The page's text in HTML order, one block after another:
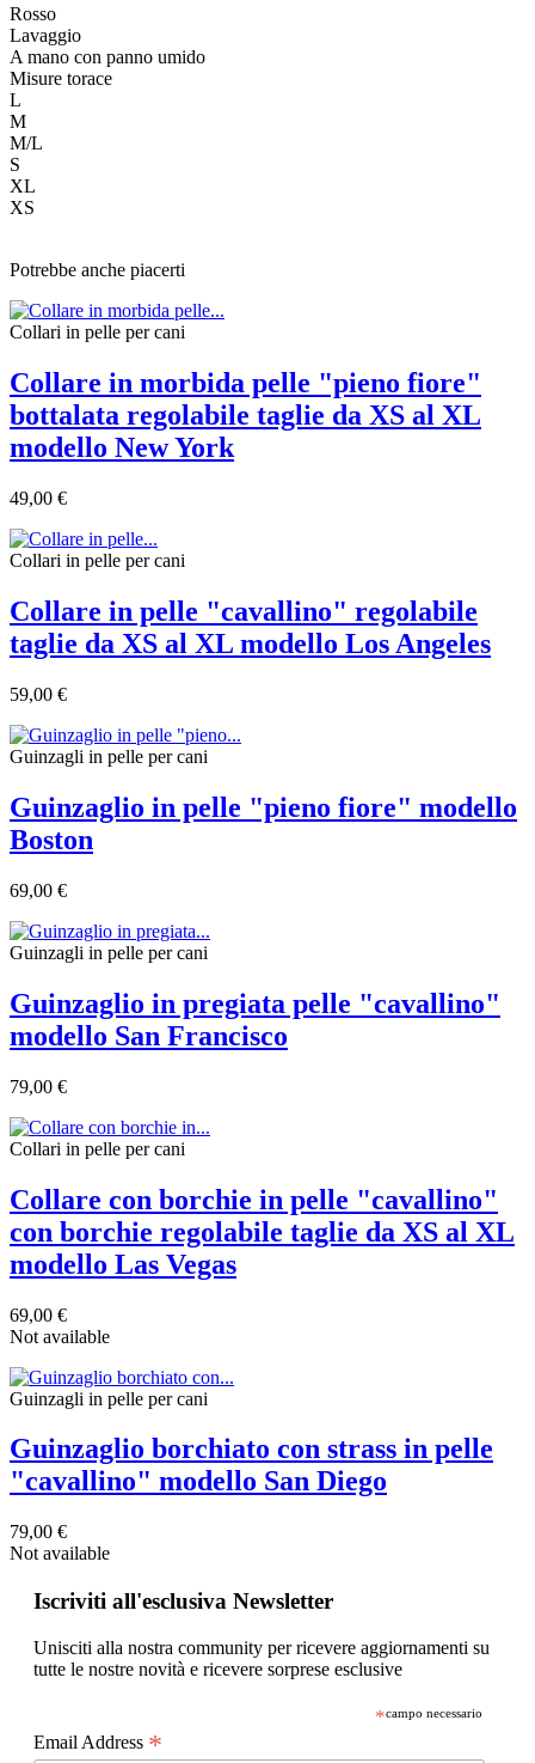
Rosso
Lavaggio
A mano con panno umido
Misure torace
L
M
M/L
S
XL
XS
Potrebbe anche piacerti
Collari in pelle per cani
Collare in morbida pelle "pieno fiore"
bottalata regolabile taglie da XS al XL
modello New York
49,00 €
Collari in pelle per cani
Collare in pelle "cavallino" regolabile
taglie da XS al XL modello Los Angeles
59,00 €
Guinzagli in pelle per cani
Guinzaglio in pelle "pieno fiore" modello
Boston
69,00 €
Guinzagli in pelle per cani
Guinzaglio in pregiata pelle "cavallino"
modello San Francisco
79,00 €
Collari in pelle per cani
Collare con borchie in pelle "cavallino"
con borchie regolabile taglie da XS al XL
modello Las Vegas
69,00 €
Not available
Guinzagli in pelle per cani
Guinzaglio borchiato con strass in pelle
"cavallino" modello San Diego
79,00 €
Not available
Iscriviti all'esclusiva Newsletter
Unisciti alla nostra community per ricevere aggiornamenti su
tutte le nostre novità e ricevere sorprese esclusive
*campo necessario
Email Address *